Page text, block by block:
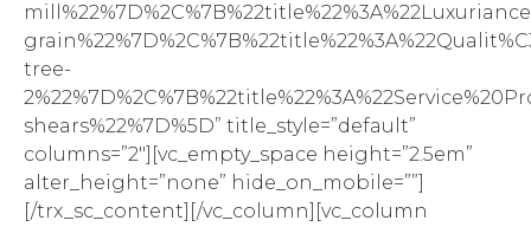
tree-
shears%22%7D%5D” title_style=”default”
columns=”2″][vc_empty_space height=”2.5em”
alter_height=”none” hide_on_mobile=””]
[/trx_sc_content][/vc_column][vc_column